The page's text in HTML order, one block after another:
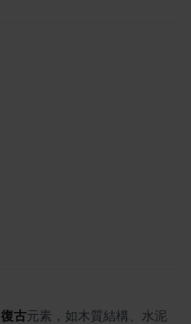
復古元素，如木質結構、水泥